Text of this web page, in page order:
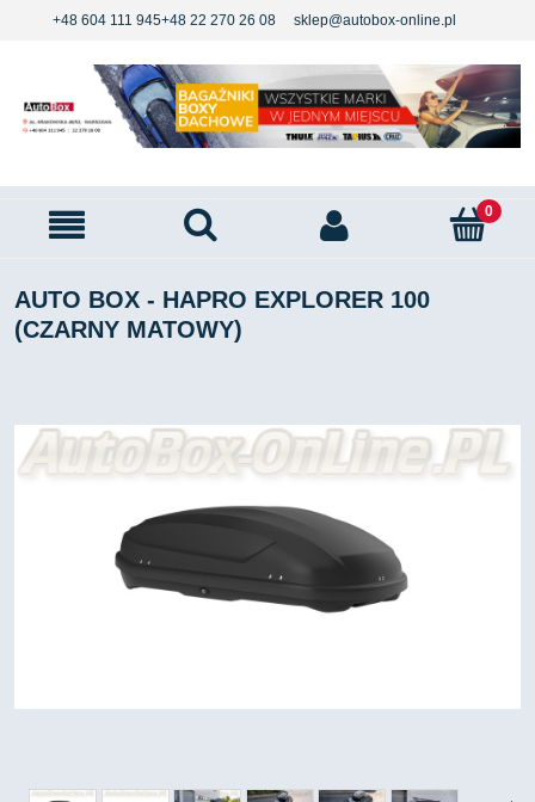
+48 604 111 945+48 22 270 26 08 sklep@autobox-online.pl
AUTO BOX - HAPRO EXPLORER 100
(CZARNY MATOWY)